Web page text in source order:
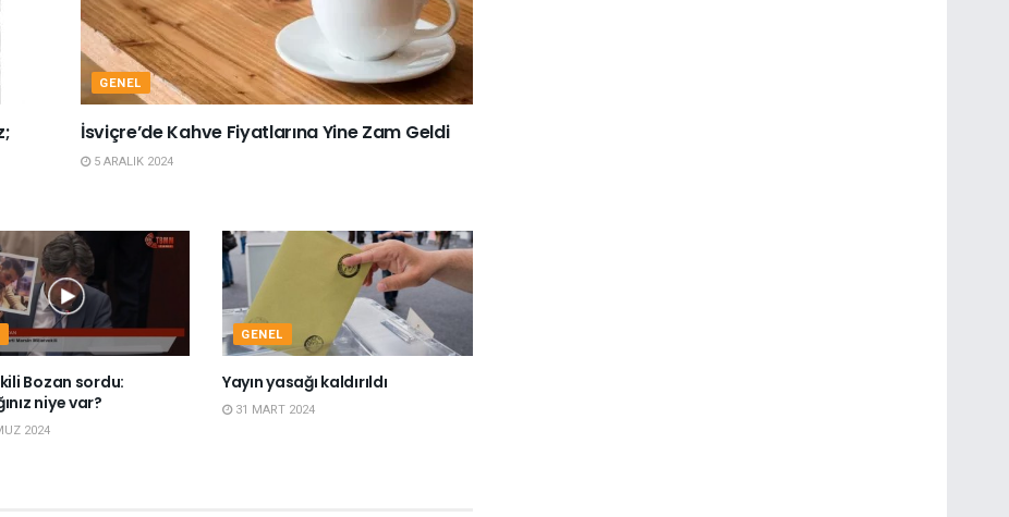
GENEL
İsviçre’de Kahve Fiyatlarına Yine Zam Geldi
5 ARALIK 2024
Bozan sordu:
niye var?
2024
GENEL
Yayın yasağı kaldırıldı
31 MART 2024